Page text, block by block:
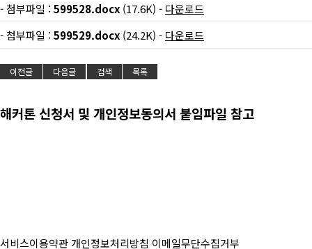
- 첨부파일 : 599528.docx (17.6K) - 다운로드
- 첨부파일 : 599529.docx (24.2K) - 다운로드
이전글 다음글 검색 목록
해커톤 신청서 및 개인정보동의서 붙임파일 참고
서비스이용약관개인정보처리방침 이메일무단수집거부